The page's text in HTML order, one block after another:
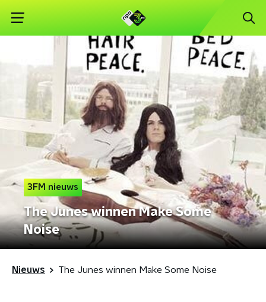
3FM nieuws
The Junes winnen Make Some
Noise
Nieuws The Junes winnen Make Some Noise